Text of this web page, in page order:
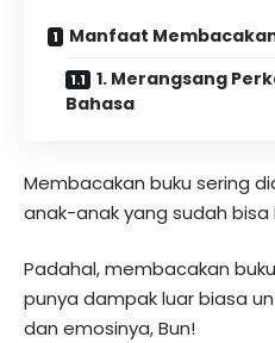
Manfaat
1. Merangsang
Bahasa
Membacakan buku sering
anak-anak yang sudah bisa
Padahal, membacakan
punya dampak luar biasa
dan emosinya, Bun!